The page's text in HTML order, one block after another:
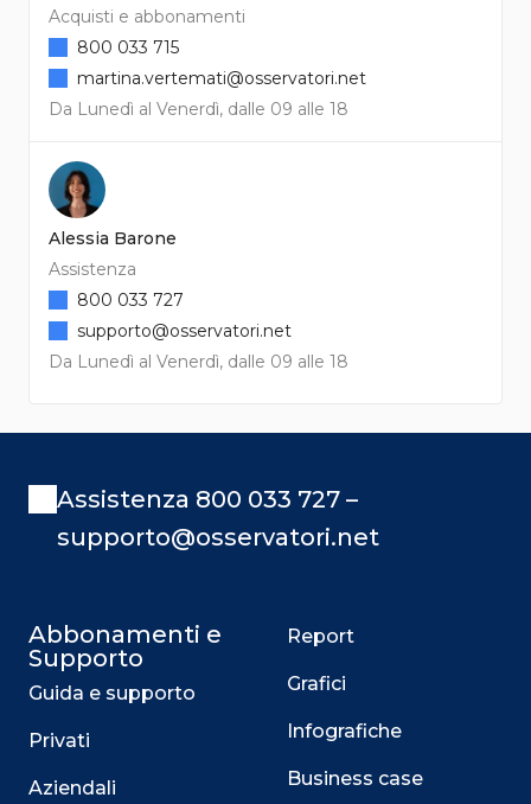
Acquisti e abbonamenti
Da Lunedì al Venerdì, dalle 09 alle 18
800 033 715
martina.vertemati@osservatori.net
Alessia Barone
Assistenza
Da Lunedì al Venerdì, dalle 09 alle 18
800 033 727
supporto@osservatori.net
Assistenza 800 033 727 –
supporto@osservatori.net
Abbonamenti e
Supporto
Guida e supporto
Privati
Aziendali
Report
Grafici
Infografiche
Business case